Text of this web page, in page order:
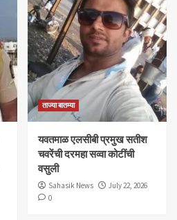
ताज्या बातम्या
यवतमाळ एलसीबी प्रमुख सतीश
चवरेंची दरमहा सव्वा कोटींची
वसुली
Sahasik News
July 22, 2026
0